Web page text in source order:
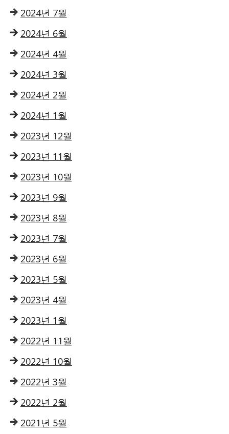
2024년 7월
2024년 6월
2024년 4월
2024년 3월
2024년 2월
2024년 1월
2023년 12월
2023년 11월
2023년 10월
2023년 9월
2023년 8월
2023년 7월
2023년 6월
2023년 5월
2023년 4월
2023년 1월
2022년 11월
2022년 10월
2022년 3월
2022년 2월
2021년 5월